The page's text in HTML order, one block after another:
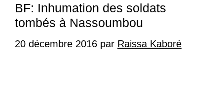
BF: Inhumation des soldats
tombés à Nassoumbou
20 décembre 2016 par Raissa Kaboré